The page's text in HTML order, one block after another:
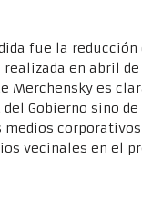
fue la reducción
en abril de
Merchensky es
Gobierno sino
vecinales en el